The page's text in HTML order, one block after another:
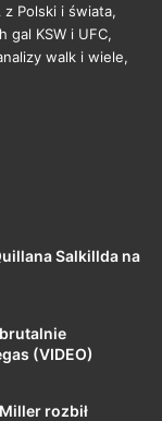
Polski i świata,
KSW i UFC,
walk i wiele,
Salkillda na
(VIDEO)
rozbił